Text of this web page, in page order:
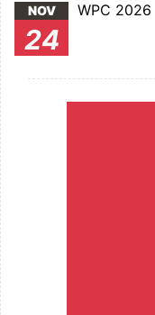
NOV
24
WPC 2026